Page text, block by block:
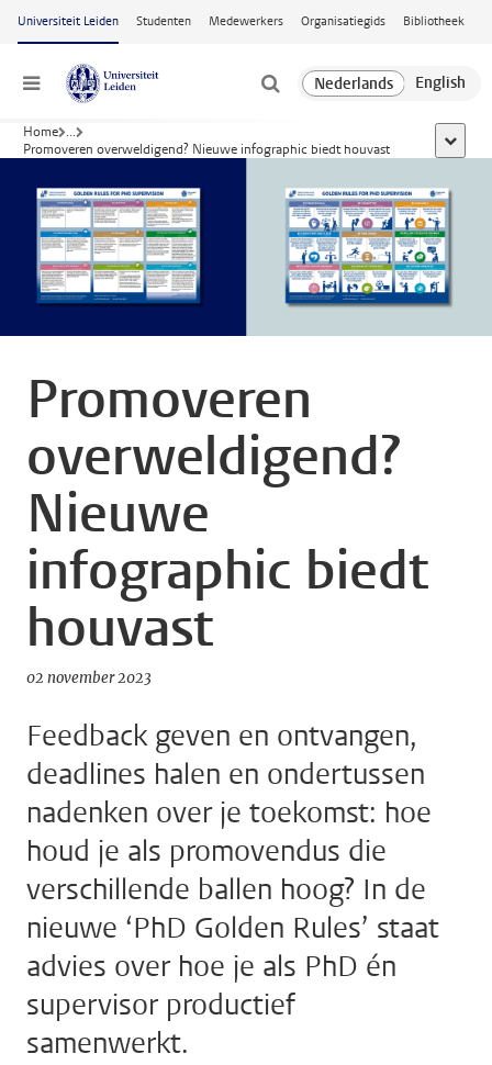
Ga naar hoofdinhoud
Universiteit Leiden Studenten Medewerkers Organisatiegids Bibliotheek
Menu
Home ...
Promoveren overweldigend? Nieuwe infographic biedt houvast
toon
Promoveren
overweldigend?
Nieuwe
infographic biedt
houvast
02 november 2023
Feedback geven en ontvangen,
deadlines halen en ondertussen
nadenken over je toekomst: hoe
houd je als promovendus die
verschillende ballen hoog? In de
nieuwe ‘PhD Golden Rules’ staat
advies over hoe je als PhD én
supervisor productief
samenwerkt.